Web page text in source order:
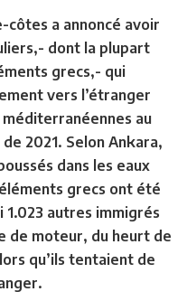
côtes a annoncé avoir
dont la plupart
grecs,- qui
vers l’étranger
au
2021. Selon Ankara,
dans les eaux
grecs ont été
autres immigrés
de moteur, du heurt de
qu’ils tentaient de